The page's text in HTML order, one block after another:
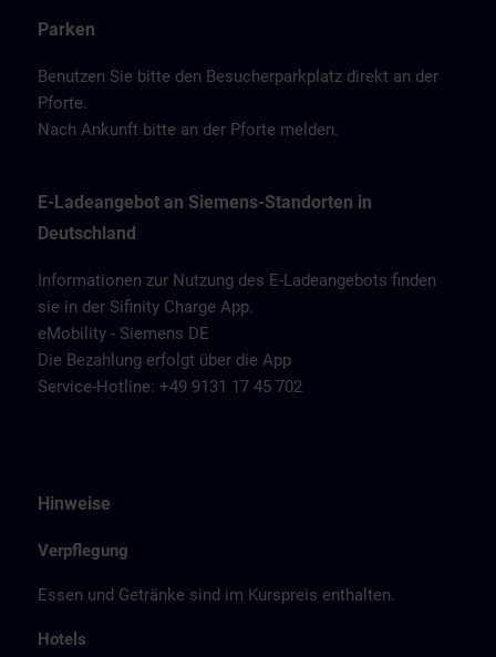
Parken
Benutzen Sie bitte den Besucherparkplatz direkt an der
Pforte.
Nach Ankunft bitte an der Pforte melden.
E-Ladeangebot an Siemens-Standorten in
Deutschland
Informationen zur Nutzung des E-Ladeangebots finden
sie in der Sifinity Charge App.
eMobility - Siemens DE
Die Bezahlung erfolgt über die App
Service-Hotline: +49 9131 17 45 702
Hinweise
Verpflegung
Essen und Getränke sind im Kurspreis enthalten.
Hotels